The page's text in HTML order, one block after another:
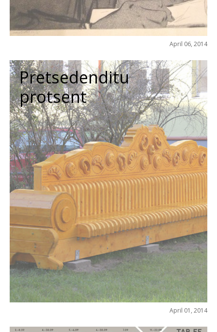
April 06, 2014
Pretsedenditu
protsent
April 01, 2014